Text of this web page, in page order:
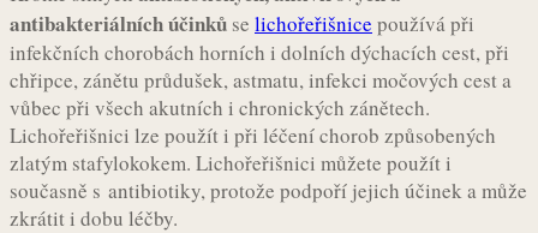
antibakteriálních účinků se lichořeřišnice používá při
infekčních chorobách horních i dolních dýchacích cest, při
chřipce, zánětu průdušek, astmatu, infekci močových cest a
vůbec při všech akutních i chronických zánětech.
Lichořeřišnici lze použít i při léčení chorob způsobených
zlatým stafylokokem. Lichořeřišnici můžete použít i
současně s antibiotiky, protože podpoří jejich účinek a může
zkrátit i dobu léčby.